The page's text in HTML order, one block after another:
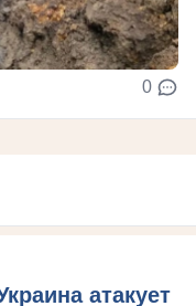
0
атакует